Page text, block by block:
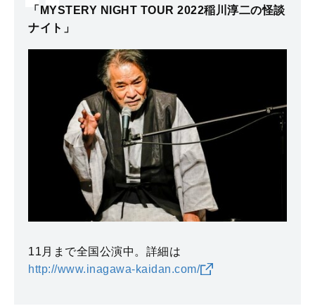
「MYSTERY NIGHT TOUR 2022稲川淳二の怪談
ナイト」
11月まで全国公演中。詳細は
http://www.inagawa-kaidan.com/